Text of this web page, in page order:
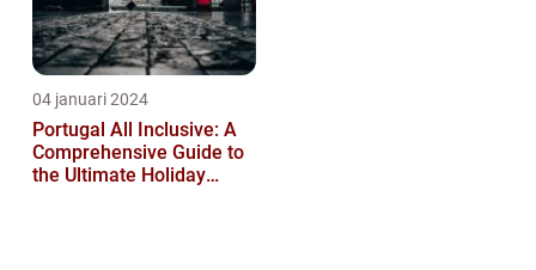
04 januari 2024
Portugal All Inclusive: A
Comprehensive Guide to
the Ultimate Holiday